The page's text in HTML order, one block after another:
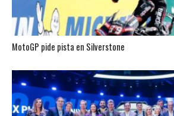
MotoGP pide pista en Silverstone